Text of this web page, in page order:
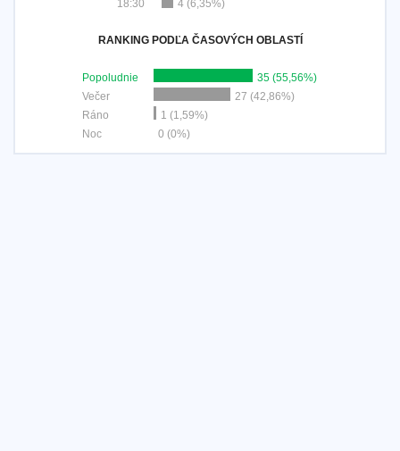
18:30
4 (6,35%)
RANKING PODĽA ČASOVÝCH OBLASTÍ
Popoludnie
35 (55,56%)
Večer
27 (42,86%)
Ráno
1 (1,59%)
Noc
0 (0%)